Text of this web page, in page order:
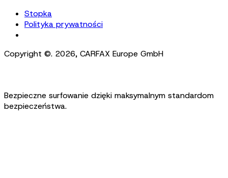
Stopka
Polityka prywatności
Copyright ©. 2026, CARFAX Europe GmbH
Bezpieczne surfowanie dzięki maksymalnym standardom
bezpieczeństwa.